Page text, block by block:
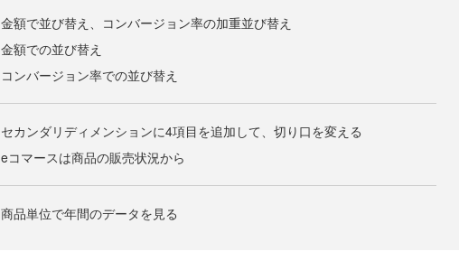
金額で並び替え、コンバージョン率の加重並び替え
金額での並び替え
コンバージョン率での並び替え
セカンダリディメンションに4項目を追加して、切り口を変える
eコマースは商品の販売状況から
商品単位で年間のデータを見る